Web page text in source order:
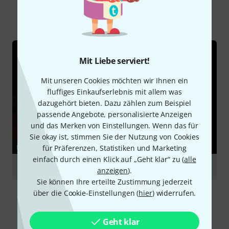
Mit Liebe serviert!
Mit unseren Cookies möchten wir Ihnen ein
fluffiges Einkaufserlebnis mit allem was
dazugehört bieten. Dazu zählen zum Beispiel
passende Angebote, personalisierte Anzeigen
und das Merken von Einstellungen. Wenn das für
Sie okay ist, stimmen Sie der Nutzung von Cookies
für Präferenzen, Statistiken und Marketing
einfach durch einen Klick auf „Geht klar“ zu (alle
anzeigen).
Sie können Ihre erteilte Zustimmung jederzeit
über die Cookie-Einstellungen (hier) widerrufen.
Geht klar
Alle Ratgeber
RATGEBER